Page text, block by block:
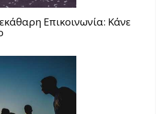
Επικοινωνία: Κάνε